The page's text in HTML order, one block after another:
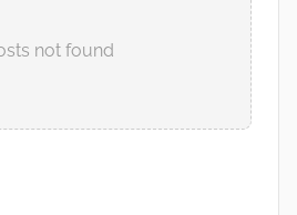
not found